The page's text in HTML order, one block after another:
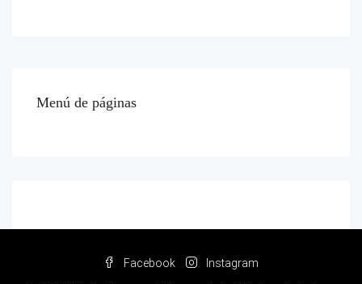
Menú de páginas
Facebook Instagram